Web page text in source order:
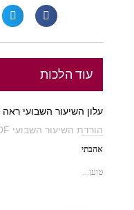
עוד הלכות
עלון השיעור השבועי ראה
הורדת השיעור השבועי PDF
אהבתי
טוען...